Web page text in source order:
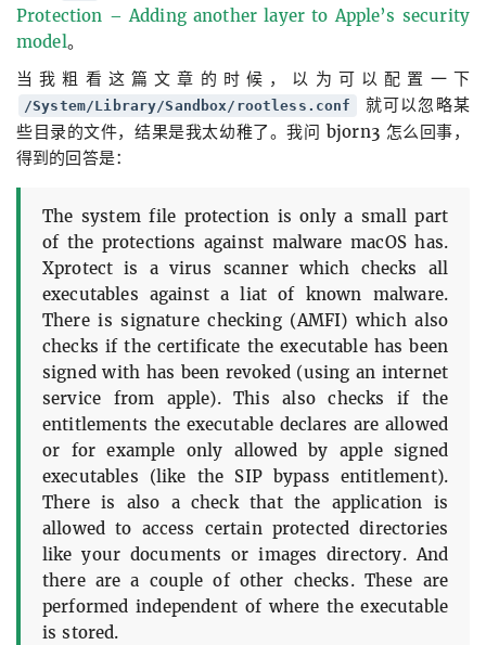
Protection – Adding another layer to Apple’s security
model。
当我粗看这篇文章的时候，以为可以配置一下
/System/Library/Sandbox/rootless.conf
就可以忽略某
些目录的文件，结果是我太幼稚了。我问 bjorn3 怎么回事，
得到的回答是：
The system file protection is only a small part
of the protections against malware macOS has.
Xprotect is a virus scanner which checks all
executables against a liat of known malware.
There is signature checking (AMFI) which also
checks if the certificate the executable has been
signed with has been revoked (using an internet
service from apple). This also checks if the
entitlements the executable declares are allowed
or for example only allowed by apple signed
executables (like the SIP bypass entitlement).
There is also a check that the application is
allowed to access certain protected directories
like your documents or images directory. And
there are a couple of other checks. These are
performed independent of where the executable
is stored.